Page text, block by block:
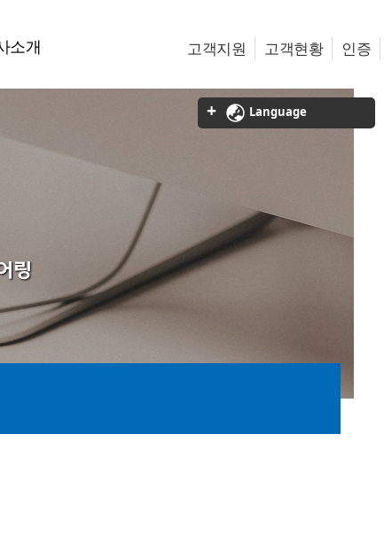
Language
소개 고객지원 고객현황 인증
링